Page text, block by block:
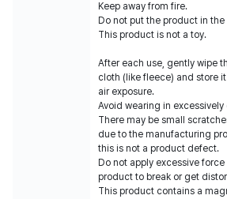
Keep away from fire.
Do not put the product in
This product is not a toy.
After each use, gently wipe
cloth (like fleece) and store
air exposure.
Avoid wearing in
There may be small
due to the manufacturing
this is not a product defect.
Do not apply excessive
product to break or get
This product contains a